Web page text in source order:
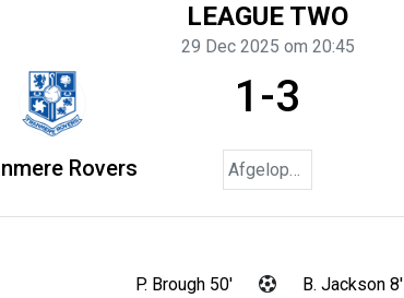
LEAGUE TWO
29 Dec 2025 om 20:45
Rovers
1-3
P. Brough 50'
B. Jackson 8'